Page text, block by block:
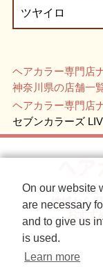
ツヤイロ
ヘアカラー専門店
神奈川県の店舗一
ヘアカラー専門店
セブンカラーズ
地域から
おす
On our website
are necessary
and to give us
is used.
Learn more